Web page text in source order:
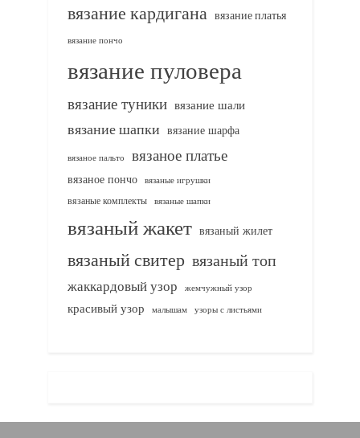
вязание кардигана вязание платья
вязание пончо
вязание пуловера
вязание туники вязание шали
вязание шапки вязание шарфа
вязаное пальто вязаное платье
вязаное пончо вязаные игрушки
вязаные комплекты
вязаные шапки
вязаный жакет вязаный жилет
вязаный свитер вязаный топ
жаккардовый узор жемчужный узор
красивый узор малышам узоры с листьями